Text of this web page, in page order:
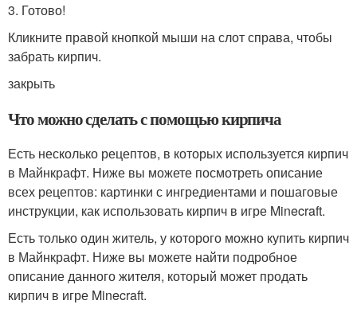
3. Готово!
Кликните правой кнопкой мыши на слот справа, чтобы
забрать кирпич.
закрыть
Что можно сделать с помощью кирпича
Есть несколько рецептов, в которых используется кирпич
в Майнкрафт. Ниже вы можете посмотреть описание
всех рецептов: картинки с ингредиентами и пошаговые
инструкции, как использовать кирпич в игре Minecraft.
Есть только один житель, у которого можно купить кирпич
в Майнкрафт. Ниже вы можете найти подробное
описание данного жителя, который может продать
кирпич в игре Minecraft.